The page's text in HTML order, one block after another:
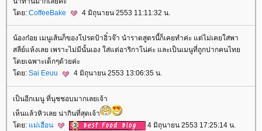
ดย: CoffeeBake 4 มิถุนายน 2553 11:11:32 น.
น้องก๋อย เมนูเส้นก็ของโปรดป้าอิ๋วจ๊า นำราดสูตรนี้ก็เคยทำค่ะ แต่ไม่เคยใส่พา
สลีย์แห้งเลย เพราะไม่มีนั้นเอง ใส่แต่อาริกาโน่ค่ะ และเป็นเมนูที่ถูกปากคนไท
ดยเฉพาะเด็กๆด้วยค่ะ
ดย: Sai Eeuu 4 มิถุนายน 2553 13:06:35 น.
เป็นอีกเมนู ที่นุชชอบมากเลยเจ้า
เห็นแล้วหิวเลย น่ากินที่สุดเจ้า
ดย: ม่เฮือน 4 มิถุนายน 2553 17:25:14 น.